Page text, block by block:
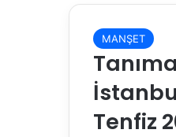
MANŞET
Tenfiz